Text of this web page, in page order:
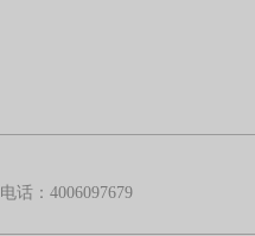
电话：4006097679